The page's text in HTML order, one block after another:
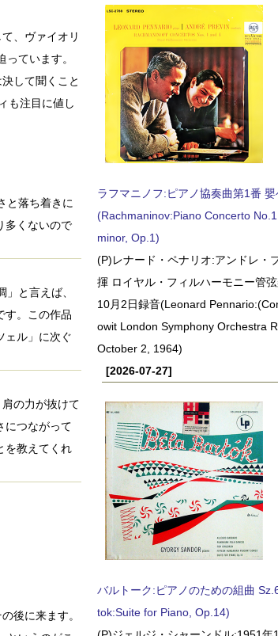
、ヴァイオリ
ています。
して聞くこと
も注目に値し
と落ち着きに
多くないので
と言えば、
す。この作品
ェル」に次ぐ
の力が抜けて
につながって
を教えてくれ
後に来ます。
ラフマニノフ:ピアノ協奏曲第1番
(Rachmaninov:Piano Concerto
minor, Op.1)
(P)レナード・ペナリオ:アンドレ・
揮 ロイヤル・フィルハーモニー管
10月2日録音(Leonard
owit London Symphony Orchestra
October 2, 1964)
[2026-07-27]
バルトーク:ピアノのための組曲
tok:Suite for Piano, Op.14)